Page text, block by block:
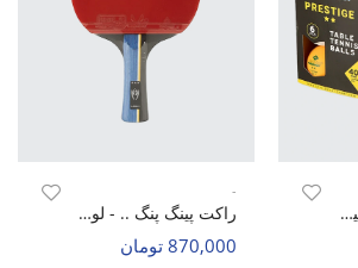
توپ پینگ پنگ - - دونیک شیلدکروت 2 ستاره 40+ PRESTIGE بسته 6 عددی O
-
راکت پینگ پنگ .. - لوکی 3 ستاره کیف دار K3
870,000 تومان